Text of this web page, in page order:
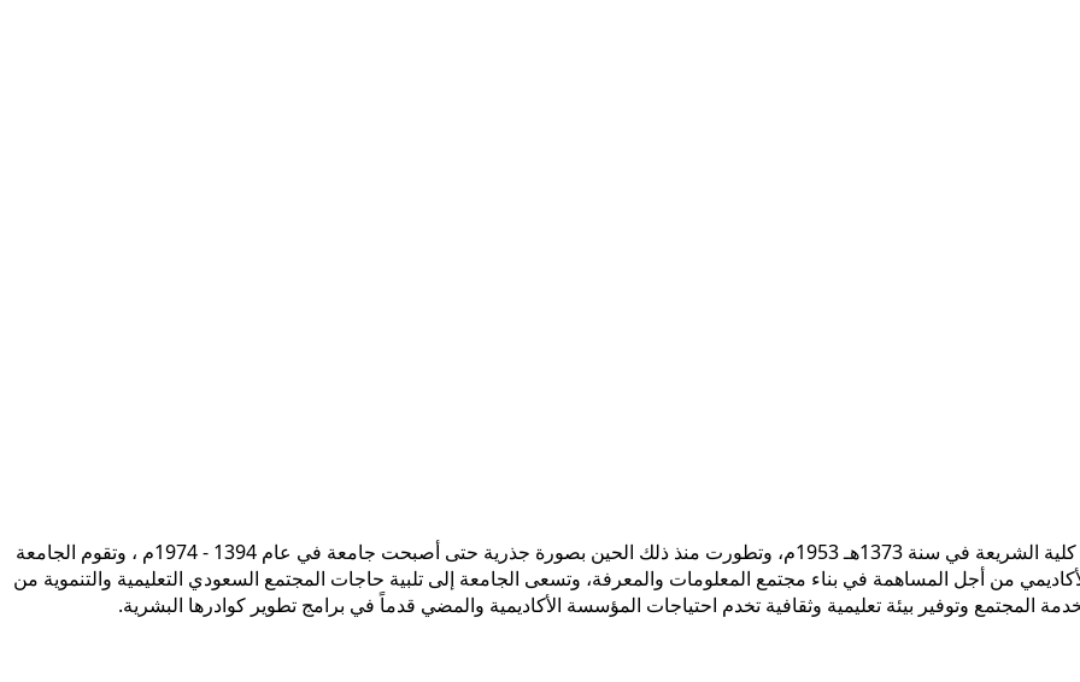
تأسست جامعة الإمام محمد بن سعود الإسلامية ممثلة في كلية الشريعة في سنة 1373هـ 1953م، وتطورت منذ ذلك الحين بصورة جذرية حتى أصبحت جامعة في عام 1394 - 1974م ، وتقوم الجامعة
من أجل المساهمة في بناء مجتمع المعلومات والمعرفة، وتسعى الجامعة إلى تلبية حاجات المجتمع السعودي التعليمية والتنموية من
المجتمع وتوفير بيئة تعليمية وثقافية تخدم احتياجات المؤسسة الأكاديمية والمضي قدماً في برامج تطوير كوادرها البشرية.